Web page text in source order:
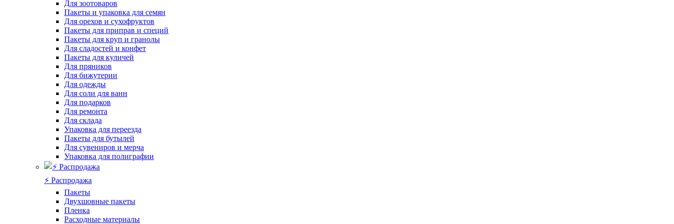
Для зоотоваров
Пакеты и упаковка для семян
Для орехов и сухофруктов
Пакеты для приправ и специй
Пакеты для круп и гранолы
Для сладостей и конфет
Пакеты для куличей
Для пряников
Для бижутерии
Для одежды
Для соли для ванн
Для подарков
Для ремонта
Для склада
Упаковка для переезда
Пакеты для бутылей
Для сувениров и мерча
Упаковка для полиграфии
⚡️ Распродажа
Пакеты
Двухшовные пакеты
Пленка
Расходные материалы